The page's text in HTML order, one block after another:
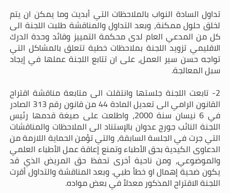
تداول السادة النواب بالملاحظات التي أبديت وما يمكن ان يتم
لخلق حلول ممكنة، وبعد التداول والمناقشة طلبت اللجنة الى
كل من المدعي العام لدى محكمة التمييز وقائد وحدة الدرك
الاقليمي تزويد اللجنة بملاحظات خطية تتعلق بالمشاكل التي
تواجه حسن سير العمل، على ان تتابع اللجنة عملها في إيجاد
سبل المعالجة.
2- تابعت اللجنة جلستها وانتقلت الى متابعة مناقشة اقتراح
القانون الرامي الى تعديل المادة 44 من قانون رقم 313 الصادر
في 6 نيسان سنة 2000، واطلعت على صيغة قدمها رئيس
اللجنة النائب جورج عدوان بالإستناد الى الملاحظات والمناقشات
التي جرت في الجلسة السابقة، والتي تؤمن الحماية اللازمة من
الدعاوى الكيدية بحق الأطباء وتمنع إعاقة عمل الأطباء العلمي
والموضوعي، ومن ناحية أخرى تحفظ حق المريض الذي قد
يكون ضحية إهمال او خطأ طبي. وبعد المناقشة والتداول أقرت
اللجنة الاقتراح المذكور معدلاً في بعض مواده.